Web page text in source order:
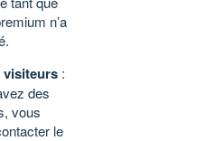
n’a
visiteurs :
des
vous
le